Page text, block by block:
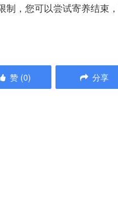
，您可以尝试寄养结束
赞 (0) 分享